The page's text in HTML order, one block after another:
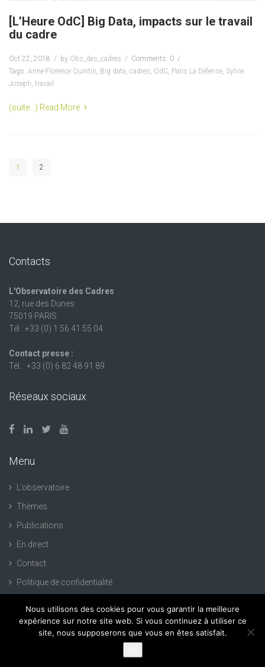
[L’Heure OdC] Big Data, impacts sur le travail
du cadre
Oct 22, 2018 by Obs_des_cadres
Comments: 0
Tags: Anne-Florence Quintin, Big data, cadres, OdC, Paris La Défense, Sylvie
Joseph, travail
(suite…) Read More
1 2
Contacts
L'Observatoire des Cadres
12, rue des Dunes
75019 PARIS
Tél : +33 (0) 1 56 41 55 04
Contact presse :
Tél. : +33 (0) 6 82 48 91 89
Réseaux sociaux
Menu
L’observatoire
Thèmes
Publications
En direct
Contact
Politique de confidentialité
Nous utilisons des cookies pour vous garantir la meilleure
expérience sur notre site web. Si vous continuez à utiliser ce
site, nous supposerons que vous en êtes satisfait.